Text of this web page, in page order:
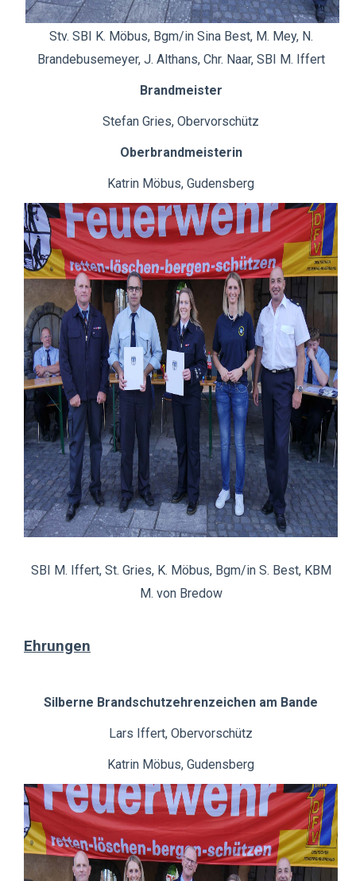
Stv. SBI K. Möbus, Bgm/in Sina Best, M. Mey, N.
Brandebusemeyer, J. Althans, Chr. Naar, SBI M. Iffert
Brandmeister
Stefan Gries, Obervorschütz
Oberbrandmeisterin
Katrin Möbus, Gudensberg
SBI M. Iffert, St. Gries, K. Möbus, Bgm/in S. Best, KBM
M. von Bredow
Ehrungen
Silberne Brandschutzehrenzeichen am Bande
Lars Iffert, Obervorschütz
Katrin Möbus, Gudensberg